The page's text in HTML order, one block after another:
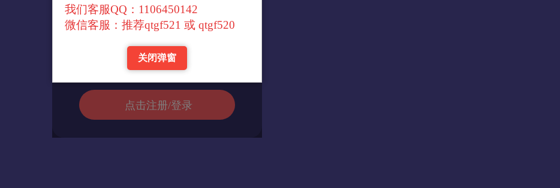
我们客服QQ：1106450142
微信客服：推荐qtgf521 或 qtgf520
关闭弹窗
进入url
返回首页
点击注册/登录